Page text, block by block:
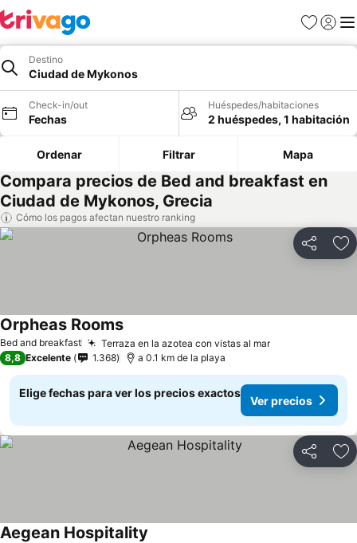
Favoritos
Iniciar
Destino
Ciudad de Mykonos
Check-in/out
Fechas
Huéspedes/habitaciones
2 huéspedes, 1 habitación
Ordenar Filtrar Mapa
Compara precios de Bed and breakfast en
Ciudad de Mykonos, Grecia
Cómo los pagos afectan nuestro ranking
Compartir
Bed and breakfast Terraza en la azotea con vistas al mar
Orpheas Rooms
8,8 Excelente 1.368 a 0.1 km de la playa
Elige fechas para ver los precios exactos
Ver precios
Compartir
Aegean Hospitality